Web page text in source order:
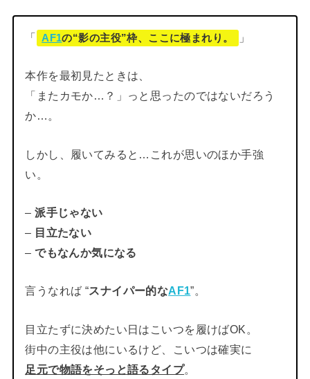
「 AF1の“影の主役”枠、ここに極まれり。 」
本作を最初見たときは、
「またカモか…？」っと思ったのではないだろう
か…。
しかし、履いてみると…これが思いのほか手強
い。
–派手じゃない
– 目立たない
–でもなんか気になる
言うなれば “スナイパー的なAF1”。
目立たずに決めたい日はこいつを履けばOK。
街中の主役は他にいるけど、こいつは確実に
足元で物語をそっと語るタイプ。